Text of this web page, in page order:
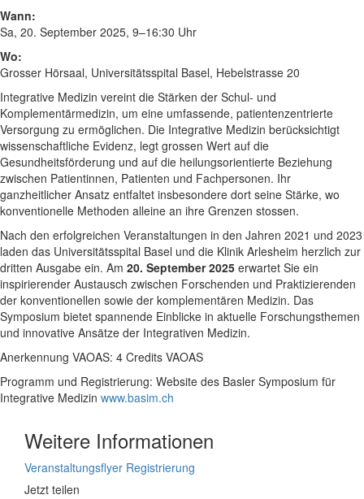
Wann:
Sa, 20. September 2025, 9–16:30 Uhr
Wo:
Grosser Hörsaal, Universitätsspital Basel, Hebelstrasse 20
Integrative Medizin vereint die Stärken der Schul- und
Komplementärmedizin, um eine umfassende, patientenzentrierte
Versorgung zu ermöglichen. Die Integrative Medizin berücksichtigt
wissenschaftliche Evidenz, legt grossen Wert auf die
Gesundheitsförderung und auf die heilungsorientierte Beziehung
zwischen Patientinnen, Patienten und Fachpersonen. Ihr
ganzheitlicher Ansatz entfaltet insbesondere dort seine Stärke, wo
konventionelle Methoden alleine an ihre Grenzen stossen.
Nach den erfolgreichen Veranstaltungen in den Jahren 2021 und 2023
laden das Universitätsspital Basel und die Klinik Arlesheim herzlich zur
dritten Ausgabe ein. Am 20. September 2025 erwartet Sie ein
inspirierender Austausch zwischen Forschenden und Praktizierenden
der konventionellen sowie der komplementären Medizin. Das
Symposium bietet spannende Einblicke in aktuelle Forschungsthemen
und innovative Ansätze der Integrativen Medizin.
Anerkennung VAOAS: 4 Credits VAOAS
Programm und Registrierung: Website des Basler Symposium für
Integrative Medizin www.basim.ch
Weitere Informationen
Veranstaltungsflyer Registrierung
Jetzt teilen